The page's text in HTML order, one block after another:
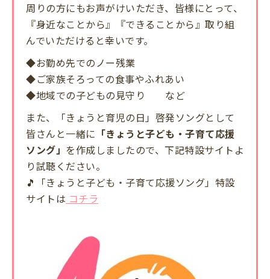
周りの方にもお声がけいただき、皆様にとって、
『身近なことから』『できることから』取り組
んでいただけると幸いです。
◆お勤め先でのノー残業
◆ご家族そろっての食事やふれあい
◆地域での子どもの見守り など
また、「きょうと育児の日」啓発ソングとして
皆さんと一緒に 「きょうと子ども・子育て応援
ソング」 を作成しましたので、下記特設サイトよ
り試聴ください。
🎵
「きょうと子ども・子育て応援ソング」特設
サイトは コチラ